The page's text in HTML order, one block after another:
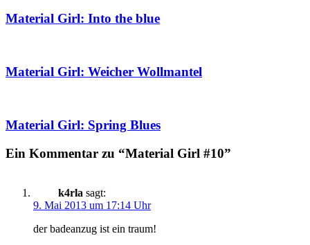
Material Girl: Into the blue
Material Girl: Weicher Wollmantel
Material Girl: Spring Blues
Ein Kommentar zu “Material Girl #10”
k4rla sagt:
9. Mai 2013 um 17:14 Uhr
der badeanzug ist ein traum!